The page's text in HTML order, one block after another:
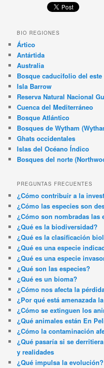
BIO REGIONES
Ártico
Antártida
Australia
Bosque caducifolio del este
Isla Barrow
Reserva Natural Nacional
Cuenca del Mediterráneo
Bosque Atlántico
Bosques de Wytham
Ghats occidentales
Islas del Océano Índico
Bosques del norte
PREGUNTAS FRECUENTES
¿Cómo contribuir a la
¿Cómo las especies son
¿Cómo son nombradas las
¿Qué es la biodiversidad?
¿Qué es la clasificación
¿Qué es una especie
¿Qué es una especie
¿Qué son las especies?
¿Qué es un bioma?
¿Cómo nos afecta la
¿Por qué está amenazada
¿Cómo se extinguen los
¿Qué animales están En
¿Cómo la contaminación
¿Qué pasaría si se
y realidades
¿Qué impulsa la evolución?